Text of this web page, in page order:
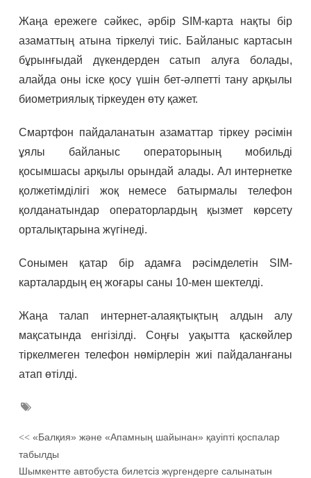
Жаңа ережеге сәйкес, әрбір SIM-карта нақты бір
азаматтың атына тіркелуі тиіс. Байланыс картасын
бұрынғыдай дүкендерден сатып алуға болады,
алайда оны іске қосу үшін бет-әлпетті тану арқылы
биометриялық тіркеуден өту қажет.
Смартфон пайдаланатын азаматтар тіркеу рәсімін
ұялы байланыс операторының мобильді
қосымшасы арқылы орындай алады. Ал интернетке
қолжетімділігі жоқ немесе батырмалы телефон
қолданатындар операторлардың қызмет көрсету
орталықтарына жүгінеді.
Сонымен қатар бір адамға рәсімделетін SIM-
карталардың ең жоғары саны 10-мен шектелді.
Жаңа талап интернет-алаяқтықтың алдын алу
мақсатында енгізілді. Соңғы уақытта қаскөйлер
тіркелмеген телефон нөмірлерін жиі пайдаланғаны
атап өтілді.
<<«Балқия» және «Апамның шайынан» қауіпті қоспалар
табылды
Шымкентте автобуста билетсіз жүргендерге салынатын